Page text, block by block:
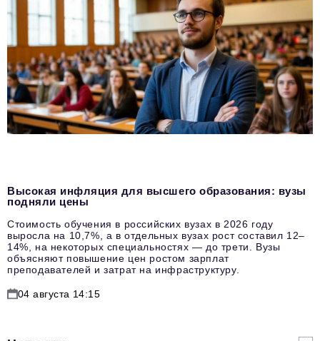
Высокая инфляция для высшего образования: вузы
подняли цены
Стоимость обучения в российских вузах в 2026 году
выросла на 10,7%, а в отдельных вузах рост составил 12–
14%, на некоторых специальностях — до трети. Вузы
объясняют повышение цен ростом зарплат
преподавателей и затрат на инфраструктуру.
04 августа 14:15